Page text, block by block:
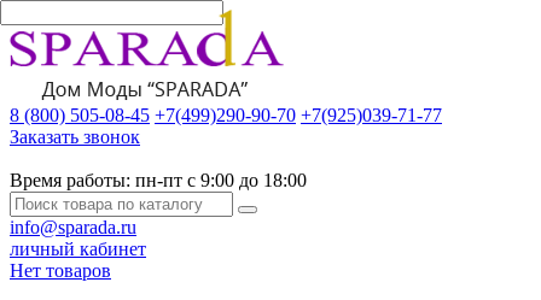
8 (800) 505-08-45 +7(499)290-90-70 +7(925)039-71-77
Заказать звонок
Время работы: пн-пт с 9:00 до 18:00
info@sparada.ru
личный кабинет
Нет товаров